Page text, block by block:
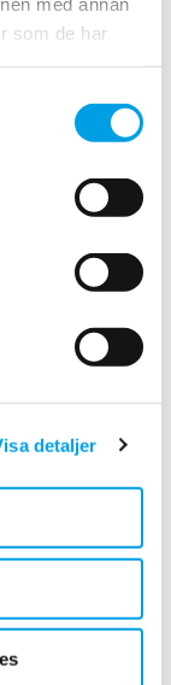
som de har
detaljer
följas i